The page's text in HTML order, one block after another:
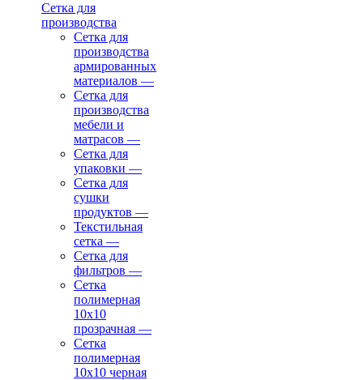
Сетка для
производства
Сетка для
производства
армированных
материалов —
Сетка для
производства
мебели и
матрасов —
Сетка для
упаковки —
Сетка для
сушки
продуктов —
Текстильная
сетка —
Сетка для
фильтров —
Сетка
полимерная
10х10
прозрачная —
Сетка
полимерная
10х10 черная